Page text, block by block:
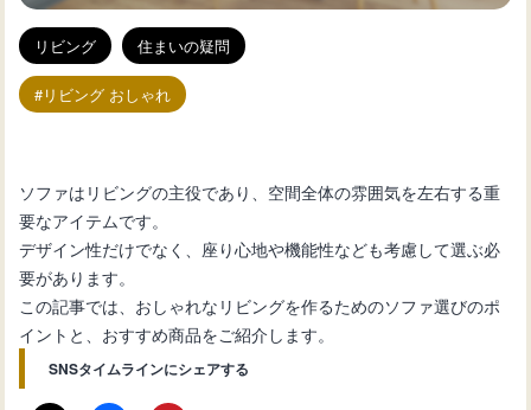
リビング 住まいの疑問
リビング おしゃれ
ソファはリビングの主役であり、空間全体の雰囲気を左右する重
要なアイテムです。
デザイン性だけでなく、座り心地や機能性なども考慮して選ぶ必
要があります。
この記事では、おしゃれなリビングを作るためのソファ選びのポ
イントと、おすすめ商品をご紹介します。
SNSタイムラインにシェアする